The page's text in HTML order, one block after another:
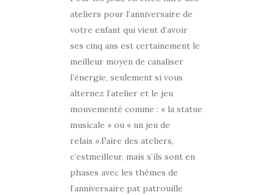
ateliers pour l’anniversaire de
votre enfant qui vient d’avoir
ses cinq ans est certainement le
meilleur moyen de canaliser
l’énergie, seulement si vous
alternez l’atelier et le jeu
mouvementé comme : « la statue
musicale » ou « un jeu de
relais ».Faire des ateliers,
c’estmeilleur, mais s’ils sont en
phases avec les thèmes de
l’anniversaire pat patrouille